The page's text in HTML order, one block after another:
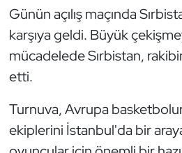
Günün açılış maçında
karşıya geldi. Büyük
mücadelede Sırbistan,
etti.
Turnuva, Avrupa
ekiplerini İstanbul'da bir
Optimist
Oryantiring
Paralimpik